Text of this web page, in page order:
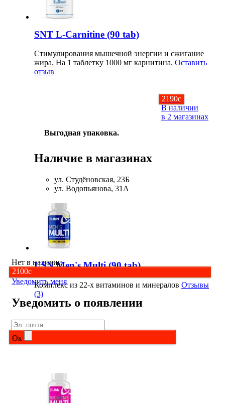
Распродажа NOW
2190c
В наличии
в 2 магазинах
SNT L-Carnitine (90 tab)
Стимулирования мышечной энергии и сжигание
жира. На 1 таблетку 1000 мг карнитина. Оставить
отзыв
Выгодная упаковка.
Наличие в магазинах
ул. Студёновская, 23Б
ул. Водопьянова, 31А
Нет в наличии
2100c
Уведомить меня
Уведомить о появлении
Ок
USN Men's Multi (90 tab)
Комплекс из 22-х витаминов и минералов Отзывы
(3)